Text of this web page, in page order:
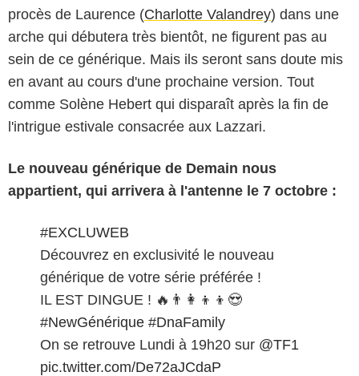
procès de Laurence (Charlotte Valandrey) dans une
arche qui débutera très bientôt, ne figurent pas au
sein de ce générique. Mais ils seront sans doute mis
en avant au cours d'une prochaine version. Tout
comme Solène Hebert qui disparaît après la fin de
l'intrigue estivale consacrée aux Lazzari.
Le nouveau générique de Demain nous
appartient, qui arrivera à l'antenne le 7 octobre :
#EXCLUWEB
Découvrez en exclusivité le nouveau
générique de votre série préférée !
IL EST DINGUE ! 🔥👨‍👩‍👦‍👦😍
#NewGénérique #DnaFamily
On se retrouve Lundi à 19h20 sur @TF1
pic.twitter.com/De72aJCdaP